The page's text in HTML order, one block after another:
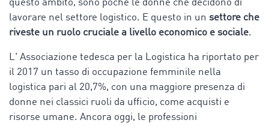
questo ambito, sono poche le donne che decidono di
lavorare nel settore logistico. E questo in un settore che
riveste un ruolo cruciale a livello economico e sociale.
L' Associazione tedesca per la Logistica ha riportato per
il 2017 un tasso di occupazione femminile nella
logistica pari al 20,7%, con una maggiore presenza di
donne nei classici ruoli da ufficio, come acquisti e
risorse umane. Ancora oggi, le professioni